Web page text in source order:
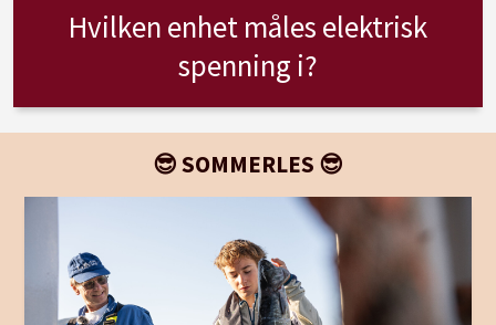
Hvilken enhet måles elektrisk
spenning i?
😎 SOMMERLES 😎